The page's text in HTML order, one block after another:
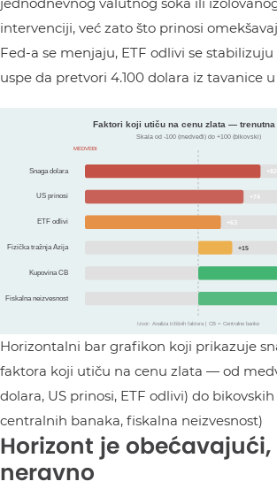
intervenciji, već zato što prinosi
Fed-a se menjaju, ETF odlivi se
uspe da pretvori 4.100 dolara iz tavanice
Horizontalni bar grafikon koji prikazuje
faktora koji utiču na cenu zlata — od
dolara, US prinosi, ETF odlivi) do
centralnih banaka, fiskalna neizvesnost)
Horizont je
neravno